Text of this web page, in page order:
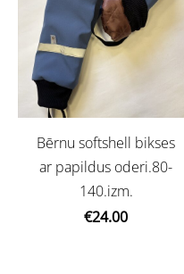
Bērnu softshell bikses
ar papildus oderi.80-
140.izm.
€24.00